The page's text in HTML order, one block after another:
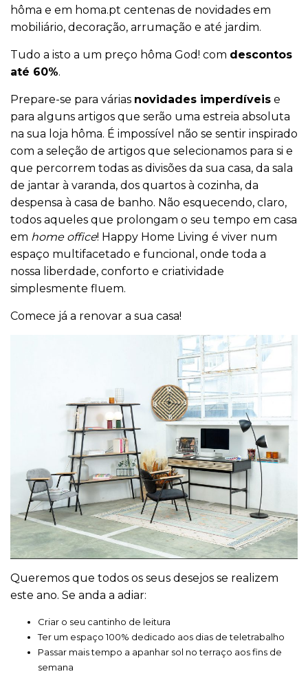
hôma e em homa.pt centenas de novidades em
mobiliário, decoração, arrumação e até jardim.
Tudo a isto a um preço hôma God! com descontos
até 60%.
Prepare-se para várias novidades imperdíveis e
para alguns artigos que serão uma estreia absoluta
na sua loja hôma. É impossível não se sentir inspirado
com a seleção de artigos que selecionamos para si e
que percorrem todas as divisões da sua casa, da sala
de jantar à varanda, dos quartos à cozinha, da
despensa à casa de banho. Não esquecendo, claro,
todos aqueles que prolongam o seu tempo em casa
em home office! Happy Home Living é viver num
espaço multifacetado e funcional, onde toda a
nossa liberdade, conforto e criatividade
simplesmente fluem.
Comece já a renovar a sua casa!
Queremos que todos os seus desejos se realizem
este ano. Se anda a adiar:
Criar o seu cantinho de leitura
Ter um espaço 100% dedicado aos dias de teletrabalho
Passar mais tempo a apanhar sol no terraço aos fins de
semana